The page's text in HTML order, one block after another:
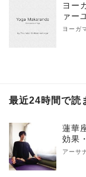
ヨー
ァー
ヨーガ
最近24時間で読
蓮華
効果
アー